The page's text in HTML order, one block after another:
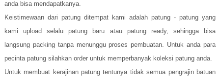
anda bisa mendapatkanya.
Keistimewaan dari patung ditempat kami adalah patung - patung yang
kami upload selalu patung baru atau patung ready, sehingga bisa
langsung packing tanpa menunggu proses pembuatan. Untuk anda para
pecinta patung silahkan order untuk memperbanyak koleksi patung anda.
Untuk membuat kerajinan patung tentunya tidak semua pengrajin batuan